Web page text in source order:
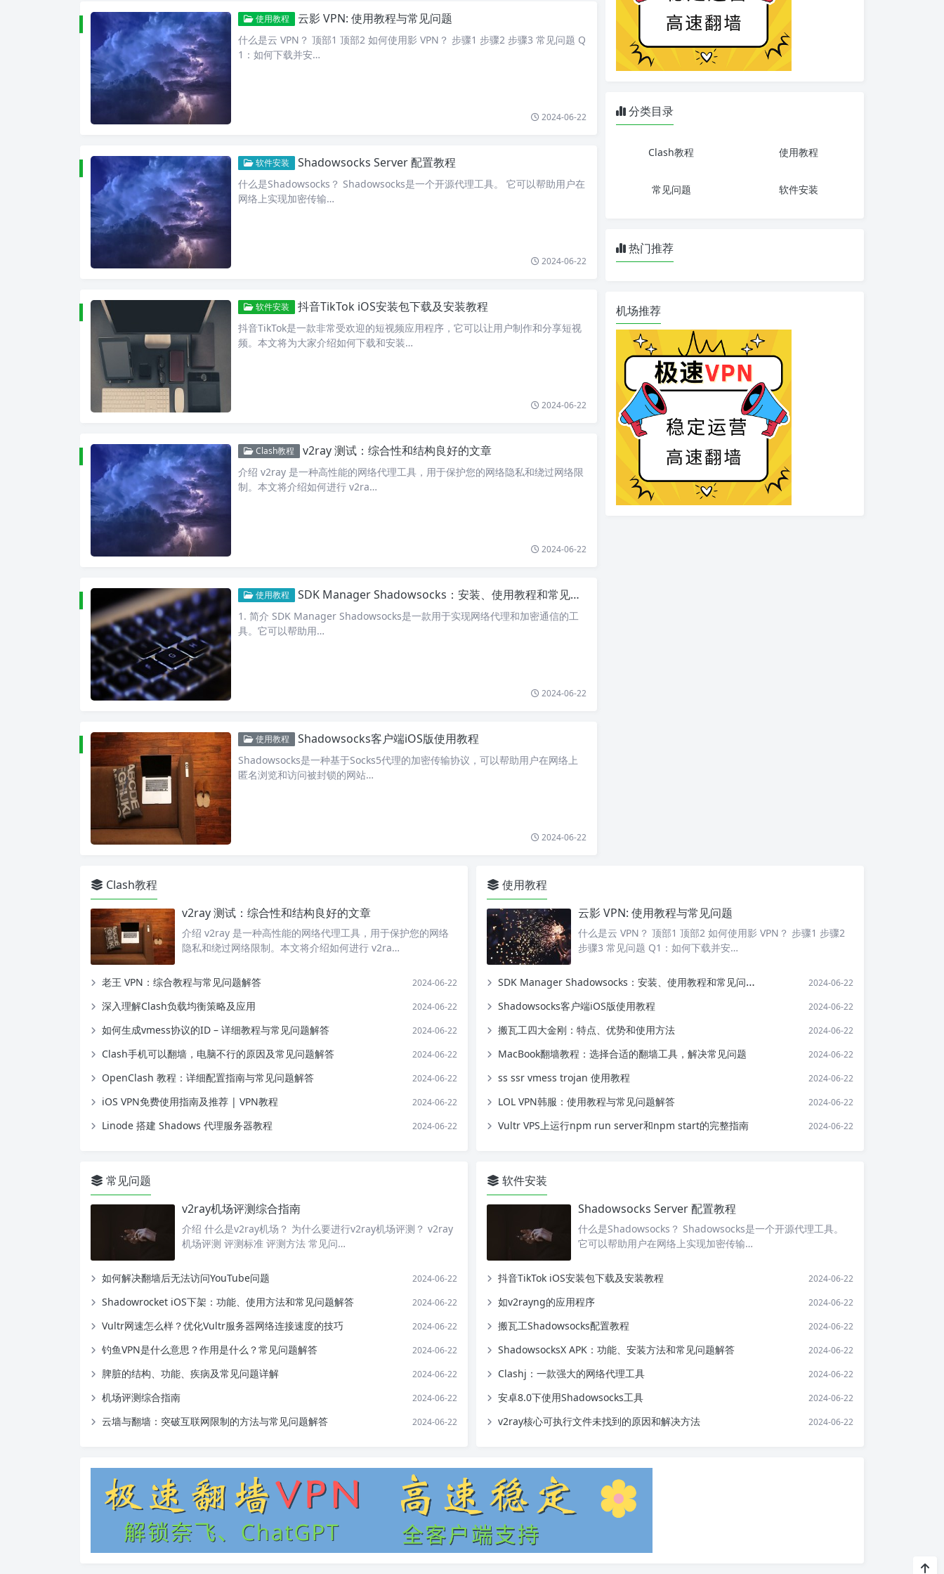
使用教程 云影 VPN: 使用教程与常见问题
什么是云 VPN？ 顶部1 顶部2 如何使用影 VPN？ 步骤1 步骤2 步骤3 常见问题 Q
1：如何下载并安…
2024-06-22
软件安装 Shadowsocks Server 配置教程
什么是Shadowsocks？ Shadowsocks是一个开源代理工具。 它可以帮助用户在
网络上实现加密传输…
2024-06-22
软件安装 抖音TikTok iOS安装包下载及安装教程
抖音TikTok是一款非常受欢迎的短视频应用程序，它可以让用户制作和分享短视
频。本文将为大家介绍如何下载和安装…
2024-06-22
Clash教程 v2ray 测试：综合性和结构良好的文章
介绍 v2ray 是一种高性能的网络代理工具，用于保护您的网络隐私和绕过网络限
制。本文将介绍如何进行 v2ra…
2024-06-22
使用教程 SDK Manager Shadowsocks：安装、使用教程和常见问题解答
1. 简介 SDK Manager Shadowsocks是一款用于实现网络代理和加密通信的工
具。它可以帮助用…
2024-06-22
使用教程 Shadowsocks客户端iOS版使用教程
Shadowsocks是一种基于Socks5代理的加密传输协议，可以帮助用户在网络上
匿名浏览和访问被封锁的网站…
2024-06-22
分类目录
Clash教程 使用教程
常见问题 软件安装
热门推荐
机场推荐
Clash教程
v2ray 测试：综合性和结构良好的文章
介绍 v2ray 是一种高性能的网络代理工具，用于保护您的网络
隐私和绕过网络限制。本文将介绍如何进行 v2ra…
老王 VPN：综合教程与常见问题解答 2024-06-22
深入理解Clash负载均衡策略及应用 2024-06-22
如何生成vmess协议的ID – 详细教程与常见问题解答 2024-06-22
Clash手机可以翻墙，电脑不行的原因及常见问题解答 2024-06-22
OpenClash 教程：详细配置指南与常见问题解答 2024-06-22
iOS VPN免费使用指南及推荐 | VPN教程 2024-06-22
Linode 搭建 Shadows 代理服务器教程 2024-06-22
使用教程
云影 VPN: 使用教程与常见问题
什么是云 VPN？ 顶部1 顶部2 如何使用影 VPN？ 步骤1 步骤2
步骤3 常见问题 Q1：如何下载并安…
SDK Manager Shadowsocks：安装、使用教程和常见问题解答 2024-06-22
Shadowsocks客户端iOS版使用教程 2024-06-22
搬瓦工四大金刚：特点、优势和使用方法 2024-06-22
MacBook翻墙教程：选择合适的翻墙工具，解决常见问题 2024-06-22
ss ssr vmess trojan 使用教程 2024-06-22
LOL VPN韩服：使用教程与常见问题解答 2024-06-22
Vultr VPS上运行npm run server和npm start的完整指南 2024-06-22
常见问题
v2ray机场评测综合指南
介绍 什么是v2ray机场？ 为什么要进行v2ray机场评测？ v2ray
机场评测 评测标准 评测方法 常见问…
如何解决翻墙后无法访问YouTube问题 2024-06-22
Shadowrocket iOS下架：功能、使用方法和常见问题解答 2024-06-22
Vultr网速怎么样？优化Vultr服务器网络连接速度的技巧 2024-06-22
钓鱼VPN是什么意思？作用是什么？常见问题解答 2024-06-22
脾脏的结构、功能、疾病及常见问题详解 2024-06-22
机场评测综合指南 2024-06-22
云墙与翻墙：突破互联网限制的方法与常见问题解答 2024-06-22
软件安装
Shadowsocks Server 配置教程
什么是Shadowsocks？ Shadowsocks是一个开源代理工具。
它可以帮助用户在网络上实现加密传输…
抖音TikTok iOS安装包下载及安装教程 2024-06-22
如v2rayng的应用程序 2024-06-22
搬瓦工Shadowsocks配置教程 2024-06-22
ShadowsocksX APK：功能、安装方法和常见问题解答 2024-06-22
Clashj：一款强大的网络代理工具 2024-06-22
安卓8.0下使用Shadowsocks工具 2024-06-22
v2ray核心可执行文件未找到的原因和解决方法 2024-06-22